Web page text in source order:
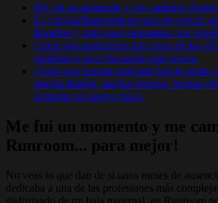
Me fui un momento y me cambian
La familia Runroom no para de crecer:
llegados y otros que esperamos con
Como nos acercamos a la crisis de los
también el local ha tenido que crecer.
¡Todo son buenas noticias! Así da gusto
mucha ilusión, mucha energía, buenas
empezar un nuevo curso.
Me fui un momento y me
Runroom... para mejor!
No veas lo que dan de sí unos meses de
dedicaba a una de las profesiones más
disfrutando de mi baja maternal, en Runroom